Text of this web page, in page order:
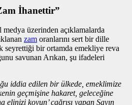
İhanettir”
üzerinden açıklamalarda
zam oranlarını sert bir dille
seyrettiği bir ortamda emekliye reva
savunan Arıkan, şu ifadeleri
iddia edilen bir ülkede, emeklimize
geçmişine hakaret, geleceğine
elinizi koyun’ çağrısı yapan Sayın